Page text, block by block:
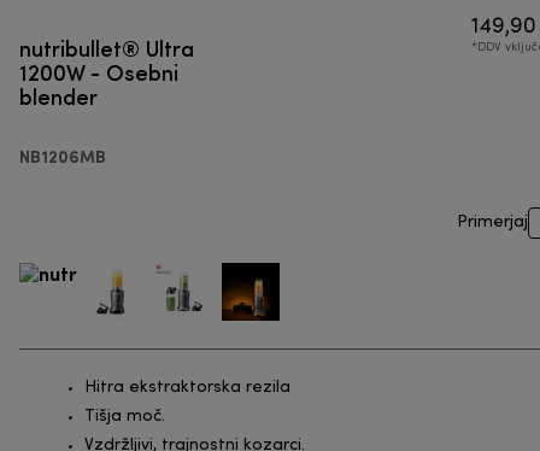
nutribullet® Ultra
1200W - Osebni
blender
NB1206MB
*DDV
Primerjaj
Hitra ekstraktorska rezila
Tišja moč.
Vzdržljivi, trajnostni kozarci.